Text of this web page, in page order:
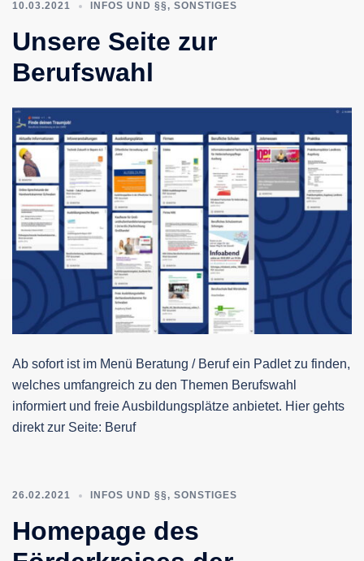
10.03.2021 INFOS UND §§ , SONSTIGES
Unsere Seite zur
Berufswahl
Ab sofort ist im Menü Beratung / Beruf ein Padlet zu finden,
welches umfangreich zu den Themen Berufswahl
informiert und freie Ausbildungsplätze anbietet. Hier gehts
direkt zur Seite: Beruf
26.02.2021 INFOS UND §§ , SONSTIGES
Homepage des